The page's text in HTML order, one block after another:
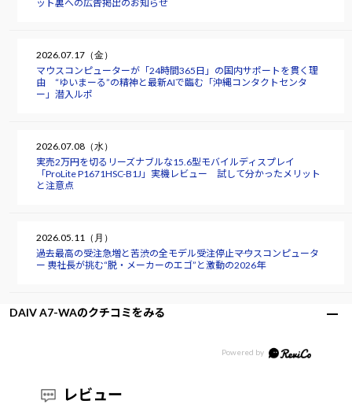
ット裏への広告掲出のお知らせ
2026.07.17（金）
マウスコンピューターが「24時間365日」の国内サポートを貫く理
由 “ゆいまーる”の精神と最新AIで臨む「沖縄コンタクトセンタ
ー」潜入ルポ
2026.07.08（水）
実売2万円を切るリーズナブルな15.6型モバイルディスプレイ
「ProLite P1671HSC-B1J」実機レビュー 試して分かったメリット
と注意点
2026.05.11（月）
過去最高の受注急増と苦渋の全モデル受注停止――マウスコンピュータ
ー 軣社長が挑む“脱・メーカーのエゴ”と激動の2026年
DAIV A7-WAのクチコミをみる
レビュー